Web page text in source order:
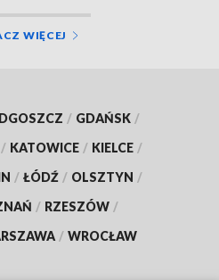
WIĘCEJ
/ GDAŃSK /
/ KATOWICE / KIELCE /
/ ŁÓDŹ / OLSZTYN /
/ RZESZÓW /
/ WROCŁAW